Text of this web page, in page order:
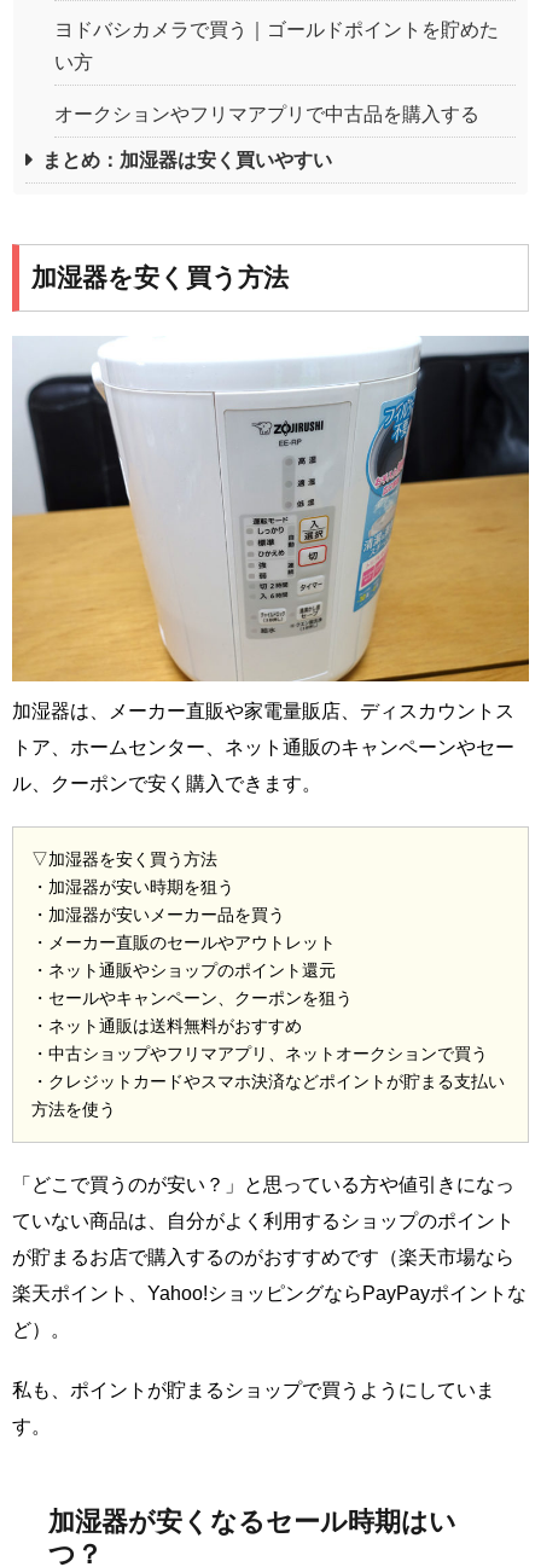
ヨドバシカメラで買う｜ゴールドポイントを貯めた
い方
オークションやフリマアプリで中古品を購入する
まとめ：加湿器は安く買いやすい
加湿器を安く買う方法
加湿器は、メーカー直販や家電量販店、ディスカウントス
トア、ホームセンター、ネット通販のキャンペーンやセー
ル、クーポンで安く購入できます。
▽加湿器を安く買う方法
・加湿器が安い時期を狙う
・加湿器が安いメーカー品を買う
・メーカー直販のセールやアウトレット
・ネット通販やショップのポイント還元
・セールやキャンペーン、クーポンを狙う
・ネット通販は送料無料がおすすめ
・中古ショップやフリマアプリ、ネットオークションで買う
・クレジットカードやスマホ決済などポイントが貯まる支払い
方法を使う
「どこで買うのが安い？」と思っている方や値引きになっ
ていない商品は、自分がよく利用するショップのポイント
が貯まるお店で購入するのがおすすめです（楽天市場なら
楽天ポイント、Yahoo!ショッピングならPayPayポイントな
ど）。
私も、ポイントが貯まるショップで買うようにしていま
す。
加湿器が安くなるセール時期はい
つ？